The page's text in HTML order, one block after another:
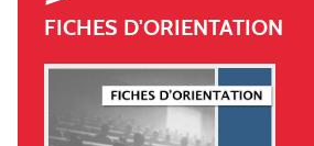
FICHES D'ORIENTATION